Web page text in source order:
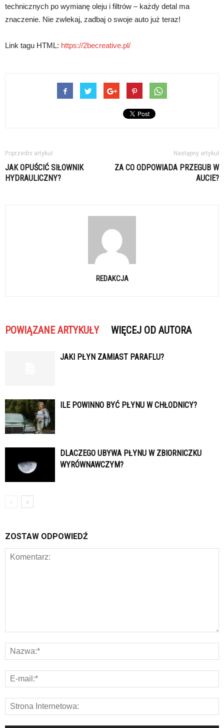
technicznych po wymianę oleju i filtrów – każdy detal ma
znaczenie. Nie zwlekaj, zadbaj o swoje auto już teraz!
Link tagu HTML: https://2becreative.pl/
Poprzedni artykuł
JAK OPUŚCIĆ SIŁOWNIK
HYDRAULICZNY?
Następny artykuł
ZA CO ODPOWIADA PRZEGUB W
AUCIE?
REDAKCJA
POWIĄZANE ARTYKUŁY WIĘCEJ OD AUTORA
JAKI PŁYN ZAMIAST PARAFLU?
ILE POWINNO BYĆ PŁYNU W CHŁODNICY?
DLACZEGO UBYWA PŁYNU W ZBIORNICZKU
WYRÓWNAWCZYM?
ZOSTAW ODPOWIEDŹ